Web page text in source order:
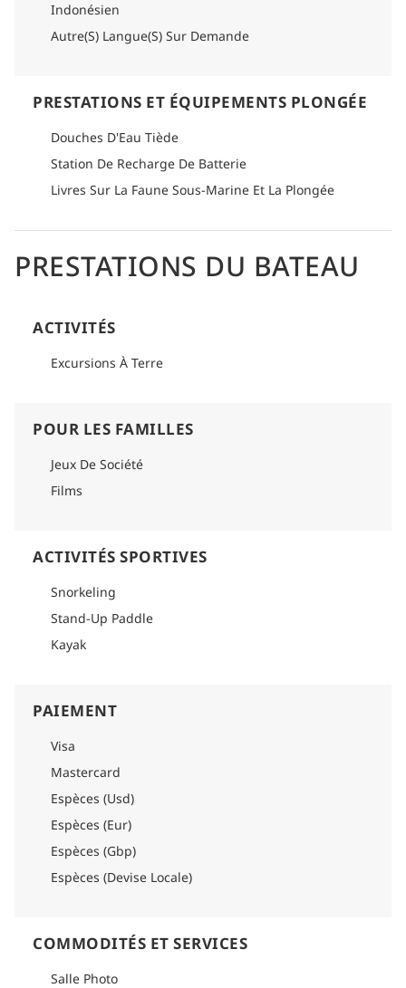
Indonésien
Autre(S) Langue(S) Sur Demande
PRESTATIONS ET ÉQUIPEMENTS PLONGÉE
Douches D'Eau Tiède
Station De Recharge De Batterie
Livres Sur La Faune Sous-Marine Et La Plongée
PRESTATIONS DU BATEAU
ACTIVITÉS
Excursions À Terre
POUR LES FAMILLES
Jeux De Société
Films
ACTIVITÉS SPORTIVES
Snorkeling
Stand-Up Paddle
Kayak
PAIEMENT
Visa
Mastercard
Espèces (Usd)
Espèces (Eur)
Espèces (Gbp)
Espèces (Devise Locale)
COMMODITÉS ET SERVICES
Salle Photo